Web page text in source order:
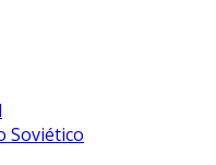
Soviético